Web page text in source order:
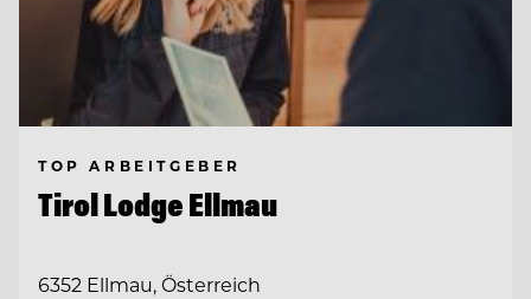
TOP ARBEITGEBER
Tirol Lodge Ellmau
6352 Ellmau, Österreich